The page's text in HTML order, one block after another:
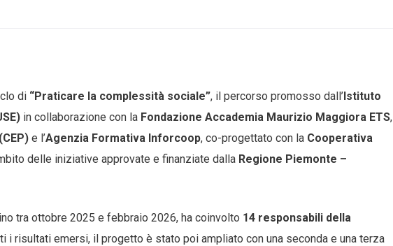
di “Praticare la complessità sociale”, il percorso promosso dall’Istituto
in collaborazione con la Fondazione Accademia Maurizio Maggiora ETS,
e l’Agenzia Formativa Inforcoop, co-progettato con la Cooperativa
delle iniziative approvate e finanziate dalla Regione Piemonte –
tra ottobre 2025 e febbraio 2026, ha coinvolto 14 responsabili della
i risultati emersi, il progetto è stato poi ampliato con una seconda e una terza